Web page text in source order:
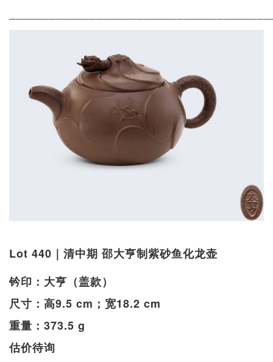
Lot 440｜清中期 邵大亨制紫砂鱼化龙壶
钤印：大亨（盖款）
尺寸：高9.5 cm；宽18.2 cm
重量：373.5 g
估价待询